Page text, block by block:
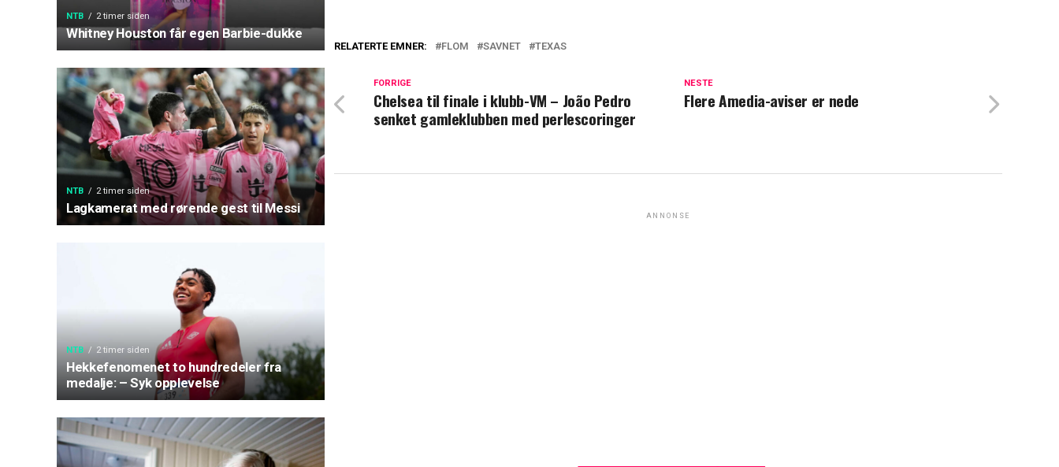
NTB 2 timer siden
Whitney Houston får egen Barbie-dukke
NTB 2 timer siden
Lagkamerat med rørende gest til Messi
NTB 2 timer siden
Hekkefenomenet to hundredeler fra
medalje: – Syk opplevelse
RELATERTE EMNER: FLOM SAVNET TEXAS
NESTE
Flere Amedia-aviser er nede
FORRIGE
Chelsea til finale i klubb-VM – João Pedro
senket gamleklubben med perlescoringer
ANNONSE